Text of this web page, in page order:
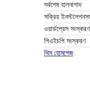
সর্বশেষ হালনাগাদ
সক্রিয়
ওয়ার্ডপ্রেস সংস্করণ
পিএইচপি সংস্করণ
থিম হোমপেজ